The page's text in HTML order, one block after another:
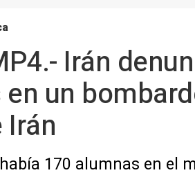
Irán
un
Irán
170 alumnas en el